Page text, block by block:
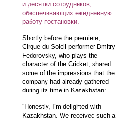
и десятки сотрудников,
обеспечивающих ежедневную
работу постановки.
Shortly before the premiere,
Cirque du Soleil performer Dmitry
Fedorovsky, who plays the
character of the Cricket, shared
some of the impressions that the
company had already gathered
during its time in Kazakhstan:
“Honestly, I’m delighted with
Kazakhstan. We received such a